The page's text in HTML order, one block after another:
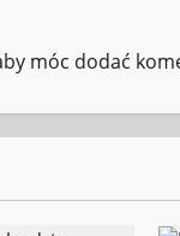
móc dodać